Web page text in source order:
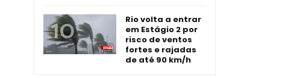
Rio volta a entrar
em Estágio 2 por
risco de ventos
fortes e rajadas
de até 90 km/h